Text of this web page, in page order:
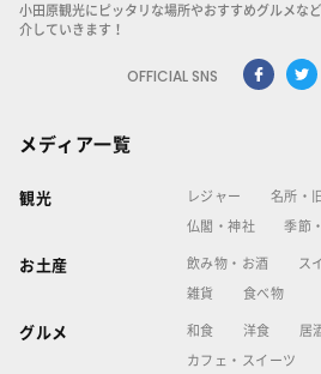
小田原観光にピッタリな場所やおすすめグルメな
介していきます！
OFFICIAL SNS
メディア一覧
観光 レジャー 名所・
仏閣・神社 季節
お土産 飲み物・お酒 ス
雑貨 食べ物
グルメ 和食 洋食 居
カフェ・スイーツ